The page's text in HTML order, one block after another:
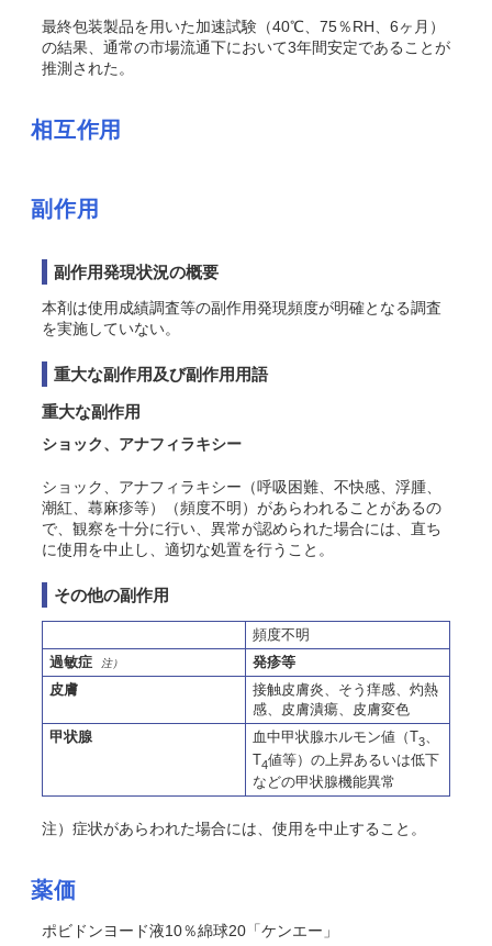
最終包装製品を用いた加速試験（40℃、75％RH、6ヶ月）
の結果、通常の市場流通下において3年間安定であることが
推測された。
相互作用
副作用
副作用発現状況の概要
本剤は使用成績調査等の副作用発現頻度が明確となる調査
を実施していない。
重大な副作用及び副作用用語
重大な副作用
ショック、アナフィラキシー
ショック、アナフィラキシー（呼吸困難、不快感、浮腫、
潮紅、蕁麻疹等）（頻度不明）があらわれることがあるの
で、観察を十分に行い、異常が認められた場合には、直ち
に使用を中止し、適切な処置を行うこと。
その他の副作用
頻度不明
過敏症
注）
発疹等
皮膚
接触皮膚炎、 そう 痒感、灼熱
感、皮膚潰瘍、皮膚変色
甲状腺
血中甲状腺ホルモン値（T3、
T4値等）の上昇あるいは低下
などの甲状腺機能異常
注）症状があらわれた場合には、使用を中止すること。
薬価
ポビドンヨード液10％綿球20「ケンエー」